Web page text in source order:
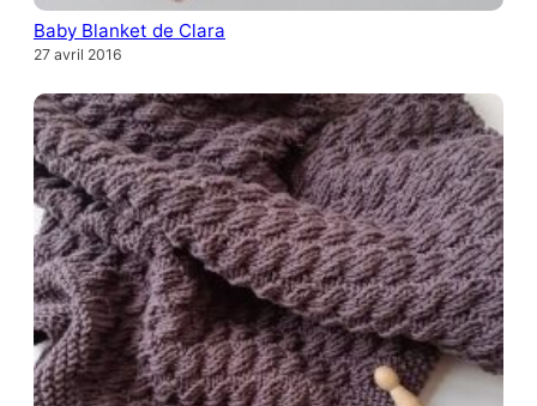
Baby Blanket de Clara
27 avril 2016